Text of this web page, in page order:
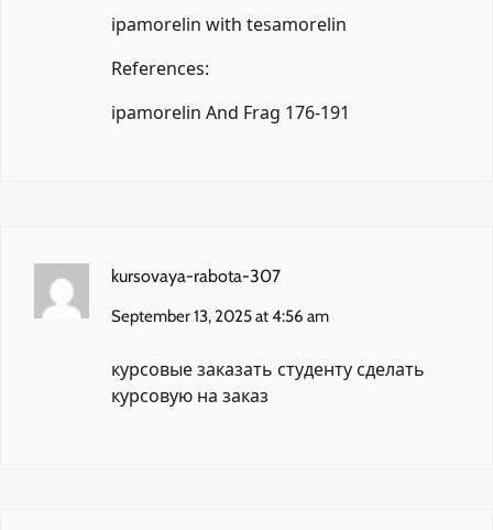
ipamorelin with tesamorelin
References:
ipamorelin And Frag 176-191
kursovaya-rabota-307
September 13, 2025 at 4:56 am
курсовые заказать студентусделать
курсовую на заказ